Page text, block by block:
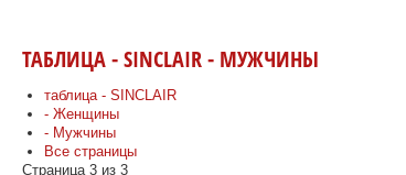
ТАБЛИЦА - SINCLAIR - МУЖЧИНЫ
таблица - SINCLAIR
- Женщины
- Мужчины
Все страницы
Страница 3 из 3